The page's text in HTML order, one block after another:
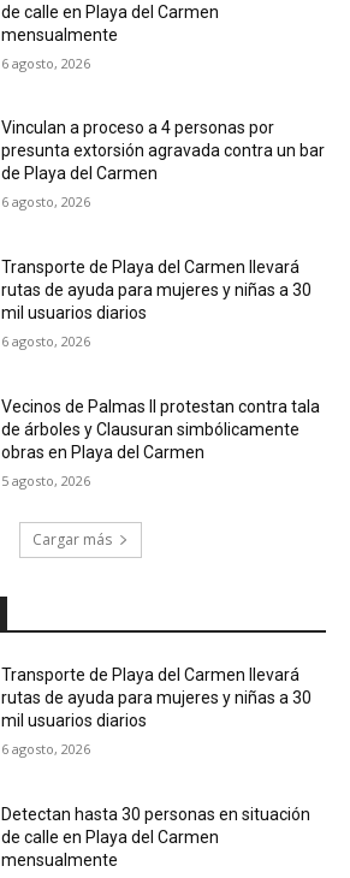
de calle en Playa del Carmen
mensualmente
6 agosto, 2026
Vinculan a proceso a 4 personas por
presunta extorsión agravada contra un bar
de Playa del Carmen
6 agosto, 2026
Transporte de Playa del Carmen llevará
rutas de ayuda para mujeres y niñas a 30
mil usuarios diarios
6 agosto, 2026
Vecinos de Palmas II protestan contra tala
de árboles y Clausuran simbólicamente
obras en Playa del Carmen
5 agosto, 2026
Cargar más
Transporte de Playa del Carmen llevará
rutas de ayuda para mujeres y niñas a 30
mil usuarios diarios
6 agosto, 2026
Detectan hasta 30 personas en situación
de calle en Playa del Carmen
mensualmente